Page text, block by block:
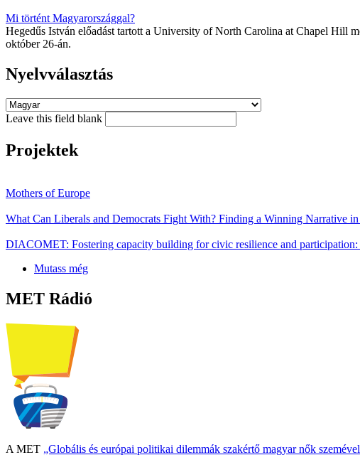
Mi történt Magyarországgal?
Hegedűs István előadást tartott a University of North Carolina at Chapel Hill
október 26-án.
Nyelvválasztás
Leave this field blank
Projektek
Mothers of Europe
What Can Liberals and Democrats Fight With? Finding a Winning Narrative
DIACOMET: Fostering capacity building for civic resilience and
Mutass még
MET Rádió
A MET „Globális és európai politikai dilemmák szakértő magyar nők